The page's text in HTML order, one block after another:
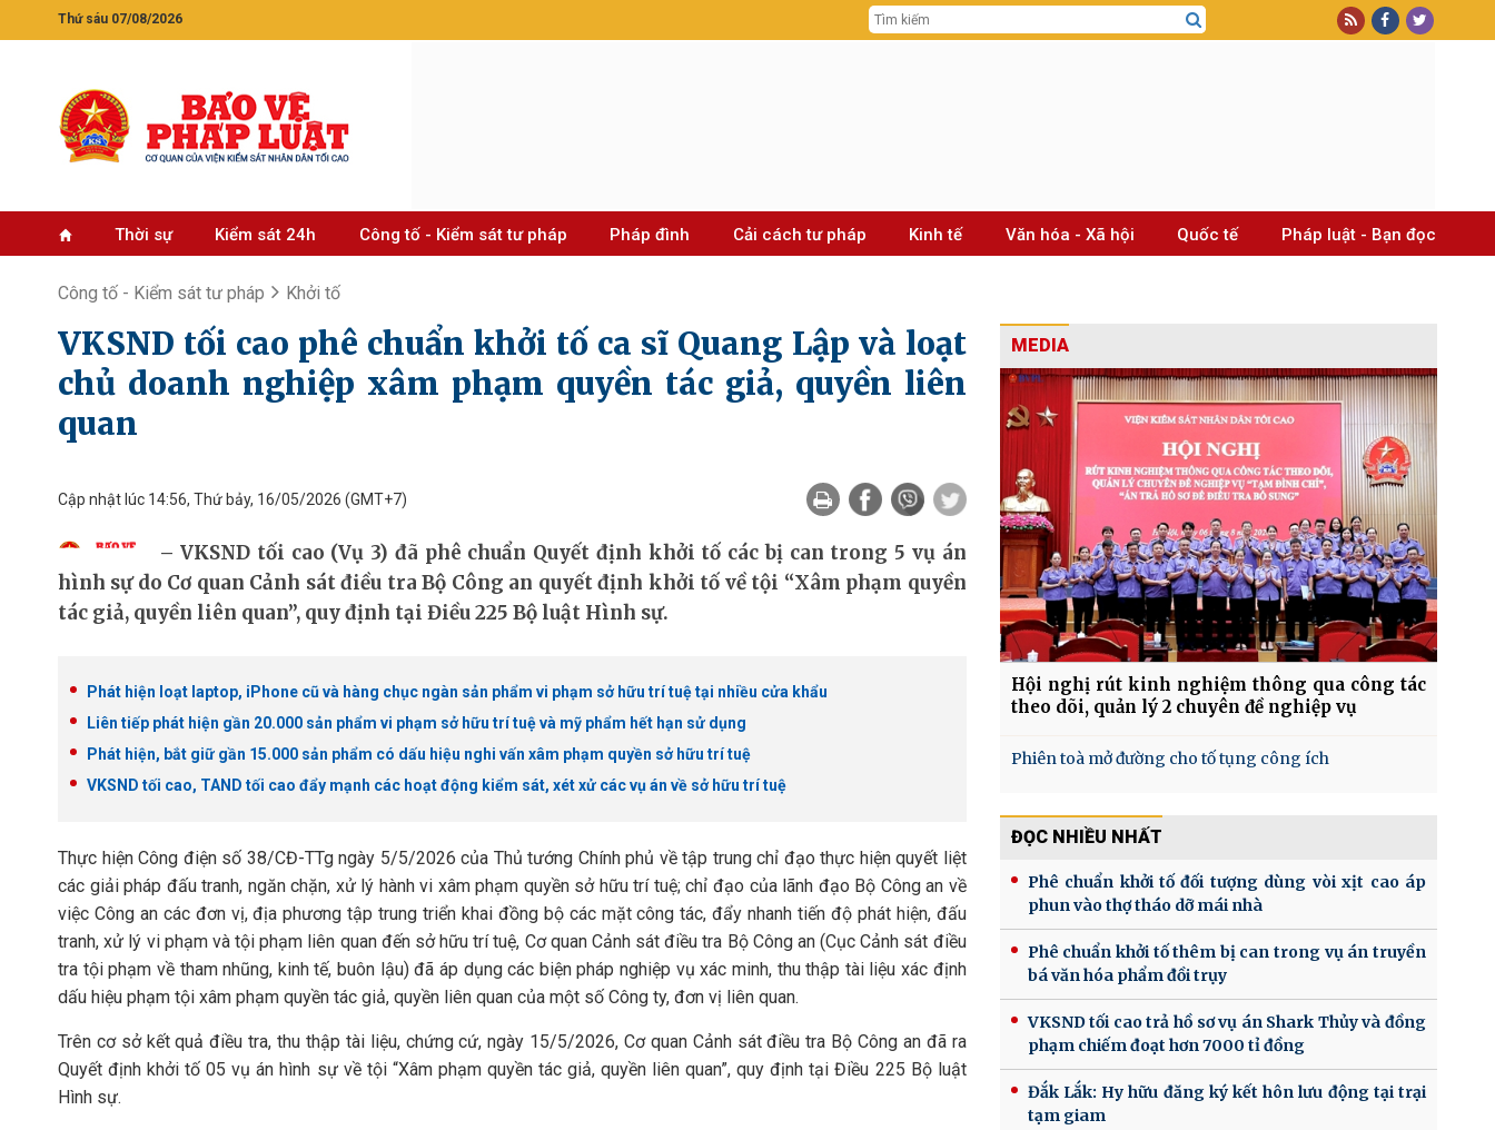
Thứ sáu 07/08/2026
Thời sự Kiểm sát 24h Công tố - Kiểm sát tư pháp Pháp đình Cải cách tư pháp Kinh tế Văn hóa - Xã hội Quốc tế Pháp luật - Bạn đọc
Công tố - Kiểm sát tư pháp Khởi tố
VKSND tối cao phê chuẩn khởi tố ca sĩ Quang Lập và loạt
chủ doanh nghiệp xâm phạm quyền tác giả, quyền liên
quan
Cập nhật lúc 14:56, Thứ bảy, 16/05/2026 (GMT+7)
VKSND tối cao (Vụ 3) đã phê chuẩn Quyết định khởi tố các bị can trong 5 vụ án
hình sự do Cơ quan Cảnh sát điều tra Bộ Công an quyết định khởi tố về tội “Xâm phạm quyền
tác giả, quyền liên quan”, quy định tại Điều 225 Bộ luật Hình sự.
Phát hiện loạt laptop, iPhone cũ và hàng chục ngàn sản phẩm vi phạm sở hữu trí tuệ tại nhiều cửa khẩu
Liên tiếp phát hiện gần 20.000 sản phẩm vi phạm sở hữu trí tuệ và mỹ phẩm hết hạn sử dụng
Phát hiện, bắt giữ gần 15.000 sản phẩm có dấu hiệu nghi vấn xâm phạm quyền sở hữu trí tuệ
VKSND tối cao, TAND tối cao đẩy mạnh các hoạt động kiểm sát, xét xử các vụ án về sở hữu trí tuệ
Thực hiện Công điện số 38/CĐ-TTg ngày 5/5/2026 của Thủ tướng Chính phủ về tập trung chỉ đạo thực hiện quyết liệt
các giải pháp đấu tranh, ngăn chặn, xử lý hành vi xâm phạm quyền sở hữu trí tuệ; chỉ đạo của lãnh đạo Bộ Công an về
việc Công an các đơn vị, địa phương tập trung triển khai đồng bộ các mặt công tác, đẩy nhanh tiến độ phát hiện, đấu
tranh, xử lý vi phạm và tội phạm liên quan đến sở hữu trí tuệ, Cơ quan Cảnh sát điều tra Bộ Công an (Cục Cảnh sát điều
tra tội phạm về tham nhũng, kinh tế, buôn lậu) đã áp dụng các biện pháp nghiệp vụ xác minh, thu thập tài liệu xác định
dấu hiệu phạm tội xâm phạm quyền tác giả, quyền liên quan của một số Công ty, đơn vị liên quan.
Trên cơ sở kết quả điều tra, thu thập tài liệu, chứng cứ, ngày 15/5/2026, Cơ quan Cảnh sát điều tra Bộ Công an đã ra
Quyết định khởi tố 05 vụ án hình sự về tội “Xâm phạm quyền tác giả, quyền liên quan”, quy định tại Điều 225 Bộ luật
Hình sự.
MEDIA
Hội nghị rút kinh nghiệm thông qua công tác
theo dõi, quản lý 2 chuyên đề nghiệp vụ
Phiên toà mở đường cho tố tụng công ích
ĐỌC NHIỀU NHẤT
Phê chuẩn khởi tố đối tượng dùng vòi xịt cao áp
phun vào thợ tháo dỡ mái nhà
Phê chuẩn khởi tố thêm bị can trong vụ án truyền
bá văn hóa phẩm đồi trụy
VKSND tối cao trả hồ sơ vụ án Shark Thủy và đồng
phạm chiếm đoạt hơn 7000 tỉ đồng
Đắk Lắk: Hy hữu đăng ký kết hôn lưu động tại trại
tạm giam